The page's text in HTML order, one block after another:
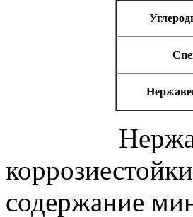
содержание